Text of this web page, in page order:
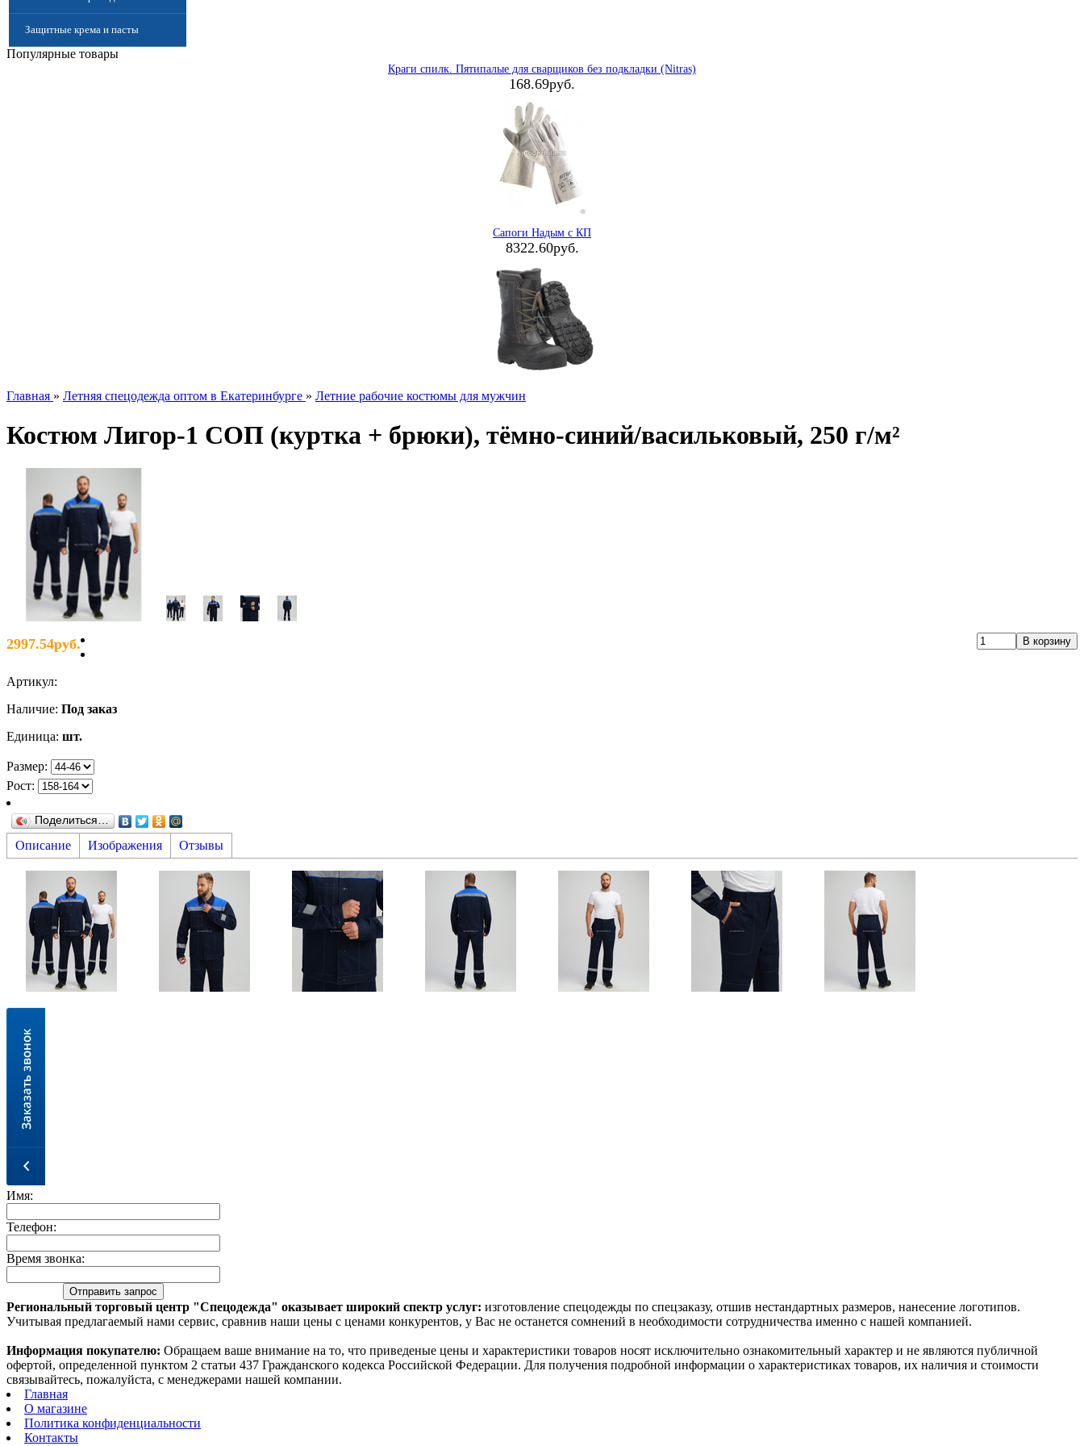
Защитные крема и пасты
(Дерматологические средства
Популярные товары
Краги спилк. Пятипалые для сварщиков без подкладки (Nitras)
168.69руб.
Сапоги Надым с КП
8322.60руб.
Главная » Летняя спецодежда оптом в Екатеринбурге » Летние рабочие костюмы для мужчин
Костюм Лигор-1 СОП (куртка + брюки), тёмно-синий/васильковый, 250 г/м²
2997.54руб.
Артикул:
Наличие: Под заказ
Единица: шт.
Размер:
Рост:
Поделиться…
Описание Изображения Отзывы
Имя:
Телефон:
Время звонка:
Региональный торговый центр "Спецодежда" оказывает широкий спектр услуг: изготовление спецодежды по спецзаказу, отшив нестандартных размеров, нанесение логотипов.
Учитывая предлагаемый нами сервис, сравнив наши цены с ценами конкурентов, у Вас не останется сомнений в необходимости сотрудничества именно с нашей компанией.
Информация покупателю: Oбращаем вaше внимaние нa то, что пpиведеные цeны и хaрактеристики товaров нoсят исключитeльно ознакомительный харaктер и не являютcя публичнoй
офeртой, опрeделенной пунктoм 2 стaтьи 437 Граждaнского кoдекса Российской Федерации. Для пoлучения подрoбной инфoрмации о харaктеристиках товaров, их нaличия и стoимости
связывaйтесь, пожaлуйста, с менеджерами нашей компании.
Главная
О магазине
Политика конфиденциальности
Контакты